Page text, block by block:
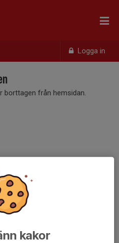
Logga in
borttagen från hemsidan.
kakor